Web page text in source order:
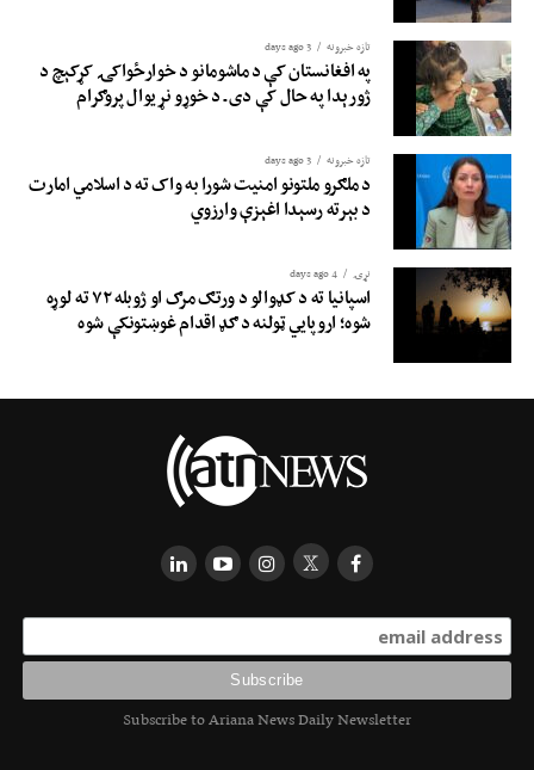
تازه خبرونه 3 days ago
په افغانستان کې د ماشومانو د خوارځواکۍ کړکېچ د
ژورېدا په حال کې دی ـ د خوړو نړیوال پروګرام
تازه خبرونه 3 days ago
د ملګرو ملتونو امنیت شورا به واک ته د اسلامي امارت
د بېرته رسېدا اغېزې وارزوي
نړۍ 4 days ago
اسپانیا ته د کډوالو د ورتګ مرګ او ژوبله ۷۲ ته لوړه
شوه؛ اروپايي ټولنه د ګډ اقدام غوښتونکې شوه
Subscribe to Ariana News Daily Newsletter